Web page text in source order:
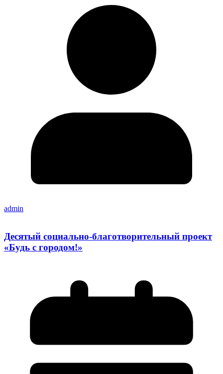
admin
Десятый социально-благотворительный проект
«Будь с городом!»